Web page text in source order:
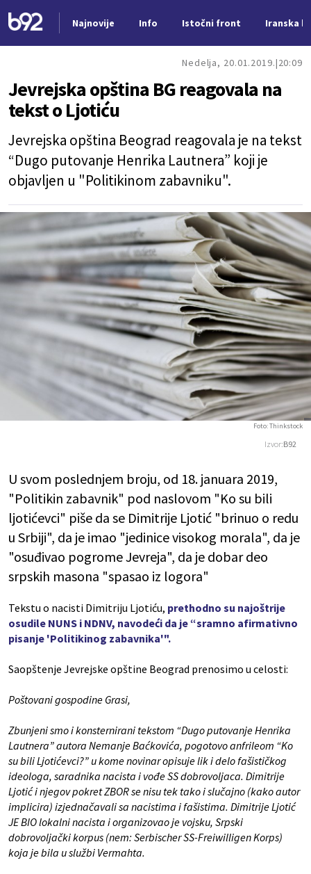
Najnovije Info Istočni front Iranska
Nedelja, 20.01.2019. 20:09
Jevrejska opština BG reagovala na
tekst o Ljotiću
Jevrejska opština Beograd reagovala je na tekst
“Dugo putovanje Henrika Lautnera” koji je
objavljen u "Politikinom zabavniku".
Izvor:B92
Foto: Thinkstock
U svom poslednjem broju, od 18. januara 2019,
"Politikin zabavnik" pod naslovom "Ko su bili
ljotićevci" piše da se Dimitrije Ljotić "brinuo o redu
u Srbiji", da je imao "jedinice visokog morala", da je
"osuđivao pogrome Jevreja", da je dobar deo
srpskih masona "spasao iz logora"
Tekstu o nacisti Dimitriju Ljotiću, prethodno su najoštrije
osudile NUNS i NDNV, navodeći da je “sramno afirmativno
pisanje 'Politikinog zabavnika'".
Saopštenje Jevrejske opštine Beograd prenosimo u celosti:
Poštovani gospodine Grasi,
Zbunjeni smo i konsternirani tekstom “Dugo putovanje Henrika
Lautnera” autora Nemanje Baćkovića, pogotovo anfrileom “Ko
su bili Ljotićevci?” u kome novinar opisuje lik i delo fašističkog
ideologa, saradnika nacista i vođe SS dobrovoljaca. Dimitrije
Ljotić i njegov pokret ZBOR se nisu tek tako i slučajno (kako autor
implicira) izjednačavali sa nacistima i fašistima. Dimitrije Ljotić
JE BIO lokalni nacista i organizovao je vojsku, Srpski
dobrovoljački korpus (nem: Serbischer SS-Freiwilligen Korps)
koja je bila u službi Vermahta.